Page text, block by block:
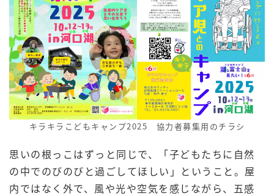
キラキラこどもキャンプ2025 協力者募集用のチラシ
思いの根っこはずっと同じで、「子どもたちに自然
の中でのびのびと過ごしてほしい」ということ。屋
内ではなく外で、風や光や空気を感じながら、五感